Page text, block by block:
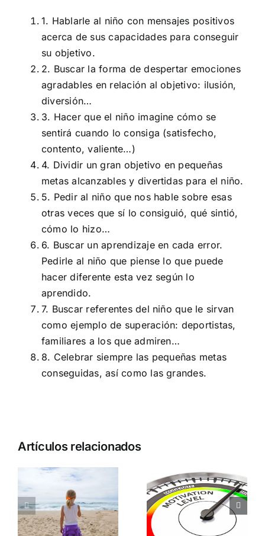
1. Hablarle al niño con mensajes positivos
acerca de sus capacidades para conseguir
su objetivo.
2. Buscar la forma de despertar emociones
agradables en relación al objetivo: ilusión,
diversión…
3. Hacer que el niño imagine cómo se
sentirá cuando lo consiga (satisfecho,
contento, valiente…)
4. Dividir un gran objetivo en pequeñas
metas alcanzables y divertidas para el niño.
5. Pedir al niño que nos hable sobre esas
otras veces que sí lo consiguió, qué sintió,
cómo lo hizo…
6. Buscar un aprendizaje en cada error.
Pedirle al niño que piense lo que puede
hacer diferente esta vez según lo
aprendido.
7. Buscar referentes del niño que le sirvan
como ejemplo de superación: deportistas,
familiares a los que admiren…
8. Celebrar siempre las pequeñas metas
conseguidas, así como las grandes.
Artículos relacionados
CÓMO
MOTIVAR DE
FORMA
AUTÉNTICA